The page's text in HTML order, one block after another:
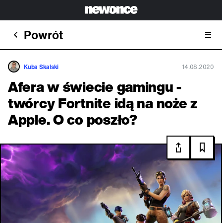
Powrót
Kuba Skalski 14.08.2020
Afera w świecie gamingu -
twórcy Fortnite idą na noże z
Apple. O co poszło?